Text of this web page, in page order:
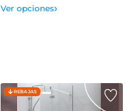
Ver opciones›
REBAJAS